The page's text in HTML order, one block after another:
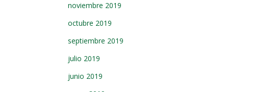
noviembre 2019
octubre 2019
septiembre 2019
julio 2019
junio 2019